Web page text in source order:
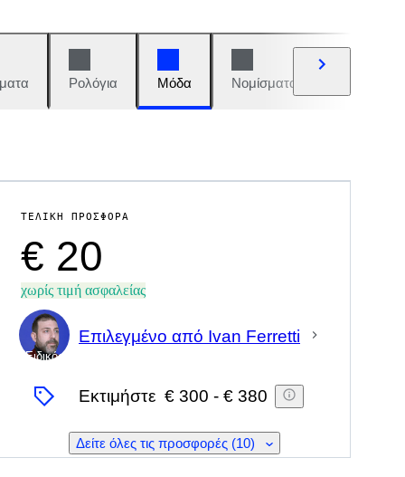
Ρολόγια Μόδα Νομίσματα και
ΤΕΛΙΚΉ ΠΡΟΣΦΟΡΆ
€ 20
χωρίς τιμή ασφαλείας
Ειδικός
Επιλεγμένο από Ivan Ferretti
Εκτιμήστε € 300 - € 380
Δείτε όλες τις προσφορές (10)